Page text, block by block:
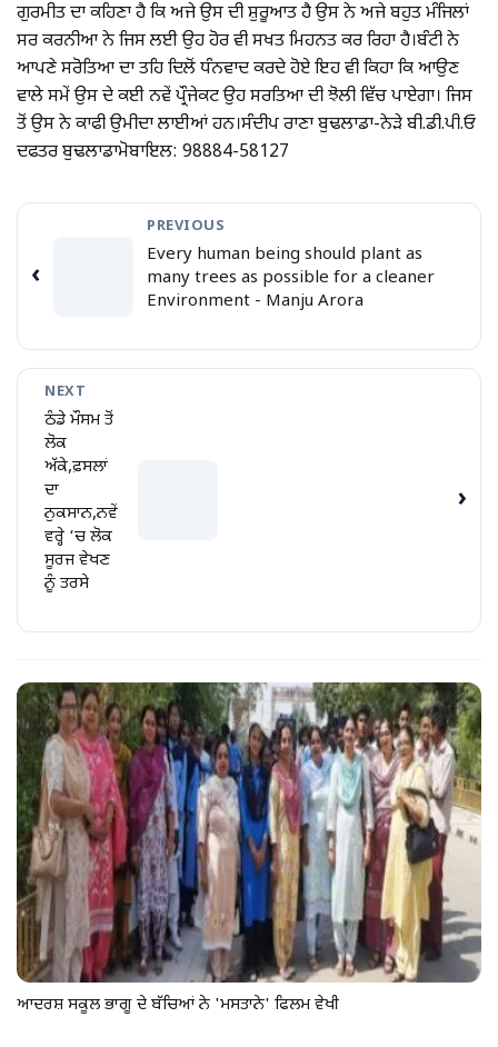
ਗੁਰਮੀਤ ਦਾ ਕਹਿਣਾ ਹੈ ਕਿ ਅਜੇ ਉਸ ਦੀ ਸ਼ੁਰੂਆਤ ਹੈ ਉਸ ਨੇ ਅਜੇ ਬਹੁਤ ਮੰਜਿਲਾਂ
ਸਰ ਕਰਨੀਆ ਨੇ ਜਿਸ ਲਈ ਉਹ ਹੋਰ ਵੀ ਸਖਤ ਮਿਹਨਤ ਕਰ ਰਿਹਾ ਹੈ।ਬੰਟੀ ਨੇ
ਆਪਣੇ ਸਰੋਤਿਆ ਦਾ ਤਹਿ ਦਿਲੋਂ ਧੰਨਵਾਦ ਕਰਦੇ ਹੋਏ ਇਹ ਵੀ ਕਿਹਾ ਕਿ ਆਉਣ
ਵਾਲੇ ਸਮੇਂ ਉਸ ਦੇ ਕਈ ਨਵੇਂ ਪ੍ਰੌਜੇਕਟ ਉਹ ਸਰਤਿਆ ਦੀ ਝੋਲੀ ਵਿੱਚ ਪਾਏਗਾ। ਜਿਸ
ਤੋਂ ਉਸ ਨੇ ਕਾਫੀ ਉਮੀਦਾ ਲਾਈਆਂ ਹਨ।ਸੰਦੀਪ ਰਾਣਾ ਬੁਢਲਾਡਾ-ਨੇੜੇ ਬੀ.ਡੀ.ਪੀ.ਓ
ਦਫਤਰ ਬੁਢਲਾਡਾਮੋਬਾਇਲ: 98884-58127
‹
PREVIOUS
Every human being should plant as
many trees as possible for a cleaner
Environment - Manju Arora
NEXT
ਠੰਡੇ ਮੌਸਮ ਤੋਂ
ਲੋਕ
ਅੱਕੇ,ਫ਼ਸਲਾਂ
ਦਾ
ਨੁਕਸਾਨ,ਨਵੇਂ
ਵਰ੍ਹੇ ‘ਚ ਲੋਕ
ਸੂਰਜ ਵੇਖਣ
ਨੂੰ ਤਰਸੇ
›
ਆਦਰਸ਼ ਸਕੂਲ ਭਾਗੂ ਦੇ ਬੱਚਿਆਂ ਨੇ 'ਮਸਤਾਨੇ' ਫਿਲਮ ਵੇਖੀ